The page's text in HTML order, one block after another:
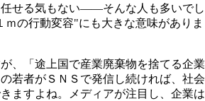
任せる気もない――そんな人も多いでし
ｍの行動変容"にも大きな意味がありま
、「途上国で産業廃棄物を捨てる企業
若者がＳＮＳで発信し続ければ、社会
ますよね。メディアが注目し、企業は